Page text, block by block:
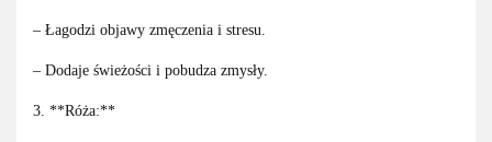
– Łagodzi objawy zmęczenia i stresu.
– Dodaje świeżości i pobudza zmysły.
3. **Róża:**